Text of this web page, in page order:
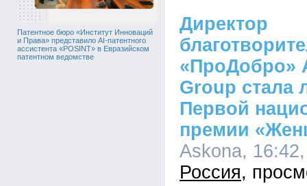
Патентное бюро «Институт Инноваций
и Права» представило AI-патентного
ассистента «POSINT» в Евразийском
патентном ведомстве
Директор
«ПроДобро»
Group стала
Первой
премии
Askona,
Россия